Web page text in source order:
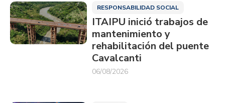
RESPONSABILIDAD SOCIAL
ITAIPU inició trabajos de
mantenimiento y
rehabilitación del puente
Cavalcanti
06/08/2026